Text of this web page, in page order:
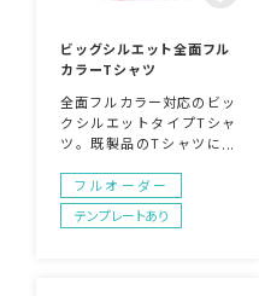
ビッグシルエット全面フル
カラーTシャツ
全面フルカラー対応のビッ
クシルエットタイプTシャ
ツ。既製品のTシャツにプ
プリント範囲にこだわらず
大胆にデザインを表現可
能。キャラクターを大きく
フルオーダー
テンプレートあり